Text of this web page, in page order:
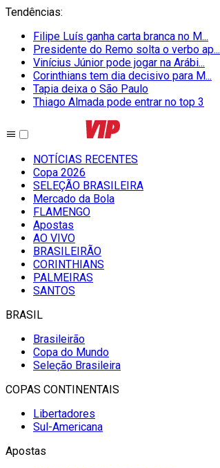
Tendências:
Filipe Luís ganha carta branca no M...
Presidente do Remo solta o verbo ap...
Vinícius Júnior pode jogar na Arábi...
Corinthians tem dia decisivo para M...
Tapia deixa o São Paulo
Thiago Almada pode entrar no top 3
NOTÍCIAS RECENTES
Copa 2026
SELEÇÃO BRASILEIRA
Mercado da Bola
FLAMENGO
Apostas
AO VIVO
BRASILEIRÃO
CORINTHIANS
PALMEIRAS
SANTOS
BRASIL
Brasileirão
Copa do Mundo
Seleção Brasileira
COPAS CONTINENTAIS
Libertadores
Sul-Americana
Apostas